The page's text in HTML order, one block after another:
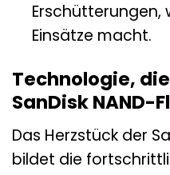
Erschütterungen,
Einsätze macht.
Technologie,
SanDisk NAND-
Das Herzstück der
bildet die